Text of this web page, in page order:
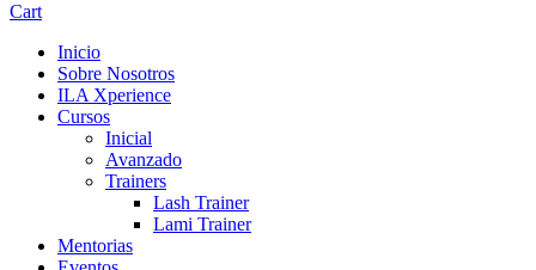
Cart
Inicio
Sobre Nosotros
ILA Xperience
Cursos
Inicial
Avanzado
Trainers
Lash Trainer
Lami Trainer
Mentorias